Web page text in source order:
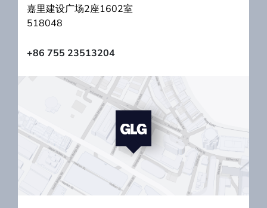
嘉里建设广场2座1602室
518048
+86 755 23513204